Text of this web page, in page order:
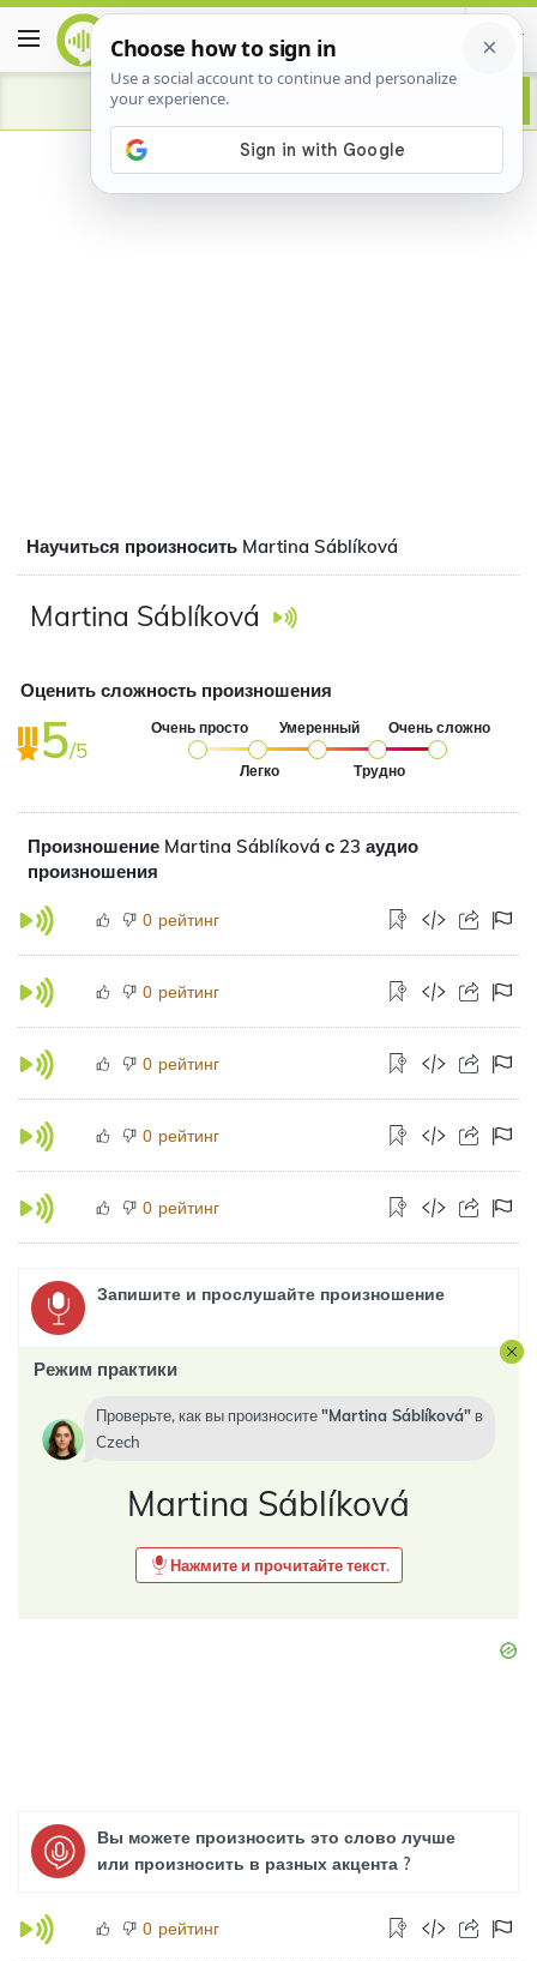
Advertisement
Научиться произносить Martina Sáblíková
Martina Sáblíková
Оценить сложность произношения
5/5
Очень просто
Легко
Умеренный
Трудно
Очень сложно
Произношение Martina Sáblíková с 23 аудио
произношения
0 рейтинг
0 рейтинг
0 рейтинг
0 рейтинг
0 рейтинг
Запишите и прослушайте произношение
Режим практики
Проверьте, как вы произносите Martina Sáblíková
в
Czech
Martina Sáblíková
Нажмите и прочитайте текст.
Вы можете произносить это слово лучше
или произносить в разных акцента ?
0 рейтинг